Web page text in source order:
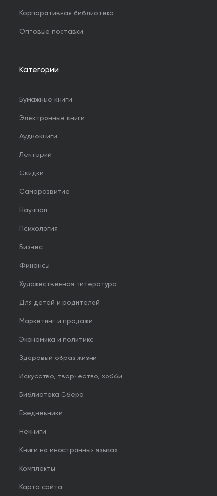
Корпоративная библиотека
Оптовые поставки
Категории
Бумажные книги
Электронные книги
Аудиокниги
Лекторий
Скидки
Саморазвитие
Научпоп
Психология
Бизнес
Финансы
Художественная литература
Для детей и родителей
Маркетинг и продажи
Экономика и политика
Здоровый образ жизни
Искусство, творчество, хобби
Библиотека Сбера
Ежедневники
Некниги
Книги на иностранных языках
Комплекты
Карта сайта